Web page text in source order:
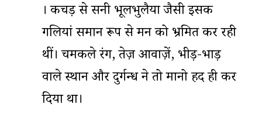
। कीचड़ से सनी भूलभुलैया जैसी इसकी
गलियां समान रूप से मन को भ्रमित कर रही
थीं। चमकीले रंग, तेज़ आवाज़ें, भीड़-भाड़
वाले स्थान और दुर्गन्ध ने तो मानो हद ही कर
दिया था।